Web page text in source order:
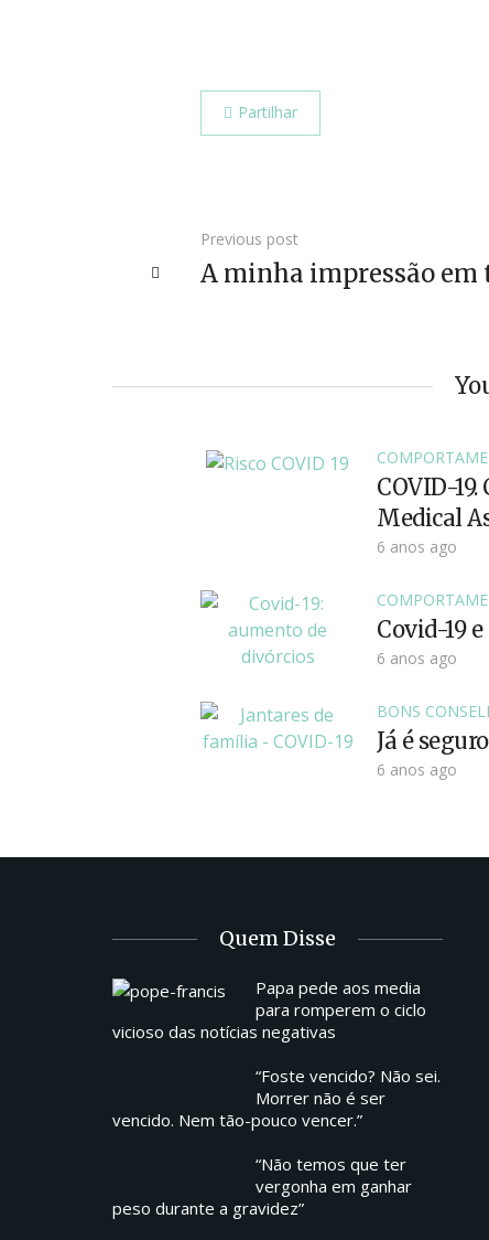
Partilhar
Previous post
A minha impressão em
COVID-
Medical
6 anos ago
Covid-19
6 anos ago
BONS
Já é
6 anos ago
Quem Disse
Papa pede aos media
para romperem o ciclo
vicioso das notícias negativas
“Foste vencido? Não sei.
Morrer não é ser
vencido. Nem tão-pouco vencer.”
“Não temos que ter
vergonha em ganhar
peso durante a gravidez”